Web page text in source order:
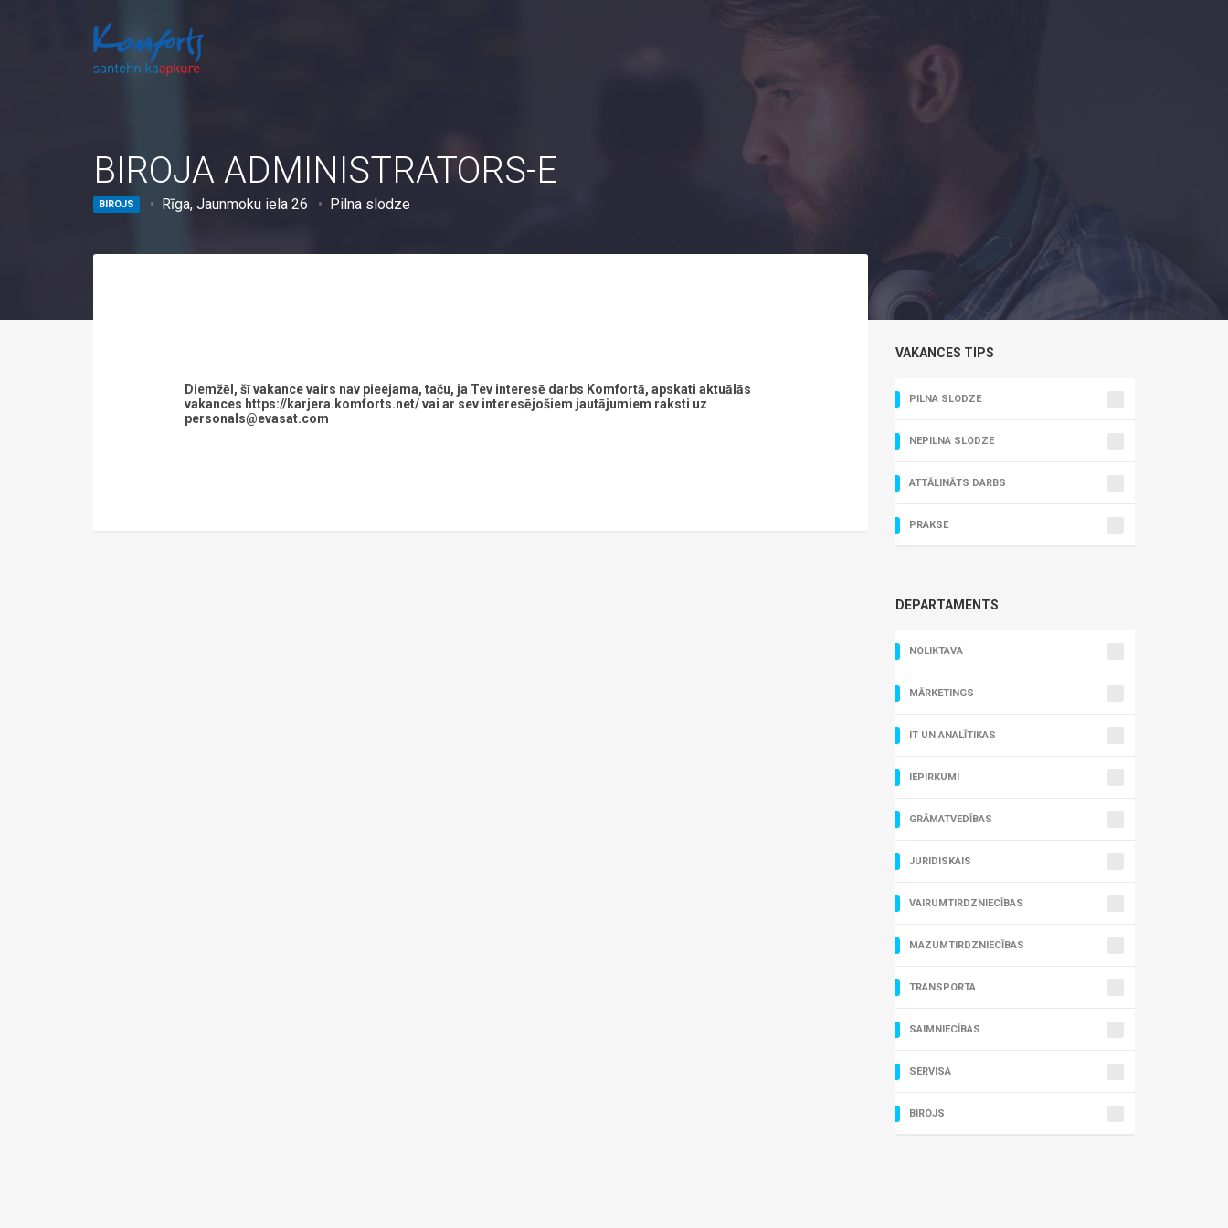
BIROJA ADMINISTRATORS-E
BIROJS Rīga, Jaunmoku iela 26 Pilna slodze
Diemžēl, šī vakance vairs nav pieejama, taču, ja Tev interesē darbs Komfortā, apskati aktuālās
vakances https://karjera.komforts.net/ vai ar sev interesējošiem jautājumiem raksti uz
personals@evasat.com
VAKANCES TIPS
PILNA SLODZE
NEPILNA SLODZE
ATTĀLINĀTS DARBS
PRAKSE
DEPARTAMENTS
NOLIKTAVA
MĀRKETINGS
IT UN ANALĪTIKAS
IEPIRKUMI
GRĀMATVEDĪBAS
JURIDISKAIS
VAIRUMTIRDZNIECĪBAS
MAZUMTIRDZNIECĪBAS
TRANSPORTA
SAIMNIECĪBAS
SERVISA
BIROJS